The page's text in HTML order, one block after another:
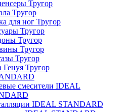
Тругор
Тругор
для ног Тругор
Тругор
Тругор
Тругор
Тругор
Генуя Тругор
смесители IDEAL
IDEAL STANDARD